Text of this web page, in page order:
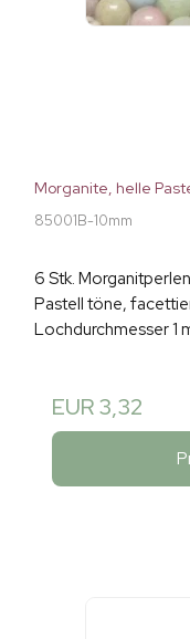
Morganite, helle
85001B-10mm
6 Stk.
Pastell töne,
Lochdurchmesser 1
EUR 3,32